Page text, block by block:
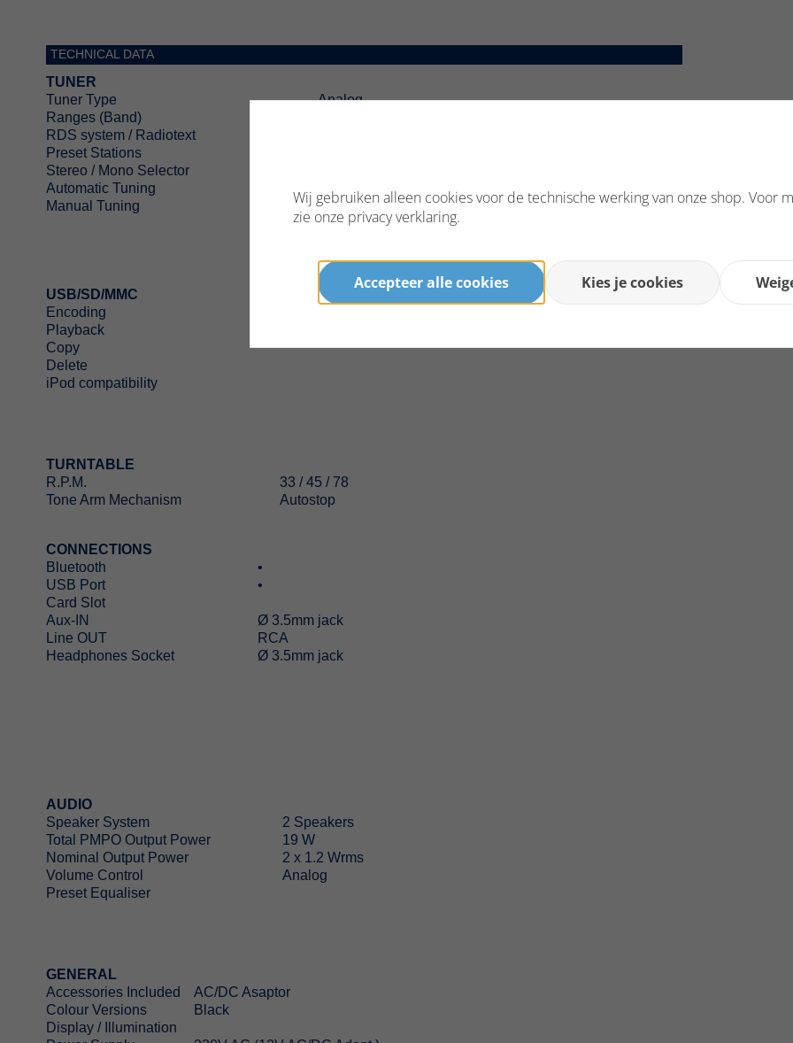
TECHNICAL DATA
TUNER
Tuner Type
Analog
Ranges (Band)
RDS system / Radiotext
Preset Stations
Stereo / Mono Selector
Automatic Tuning
Manual Tuning
•
USB/SD/MMC
Encoding
Playback
Copy
Delete
iPod compatibility
TURNTABLE
R.P.M.
33 / 45 / 78
Tone Arm Mechanism
Autostop
CONNECTIONS
Bluetooth
•
USB Port
•
Card Slot
Aux-IN
Ø 3.5mm jack
Line OUT
RCA
Headphones Socket
Ø 3.5mm jack
AUDIO
Speaker System
2 Speakers
Total PMPO Output Power
19 W
Nominal Output Power
2 x 1.2 Wrms
Volume Control
Analog
Preset Equaliser
GENERAL
Accessories Included
AC/DC Asaptor
Colour Versions
Black
Display / Illumination
Wij gebruiken alleen cookies voor de technische werking van onze shop. Voor
zie onze privacy verklaring.
Accepteer alle cookies Kies je cookies